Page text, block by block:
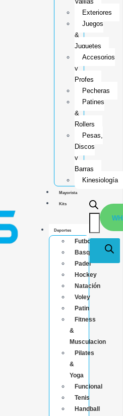
Exteriores
Juegos
&
Juguetes
Accesorios
y
Profes
Pecheras
Patines
&
Rollers
Pesas,
Discos
y
Barras
Kinesiología
Mayorista
Kits
Deportes
Futbol
Basquet
Padel
Hockey
Natación
Voley
Patin
Fitness
&
Musculacion
Pilates
&
Yoga
Funcional
Tenis
Handball